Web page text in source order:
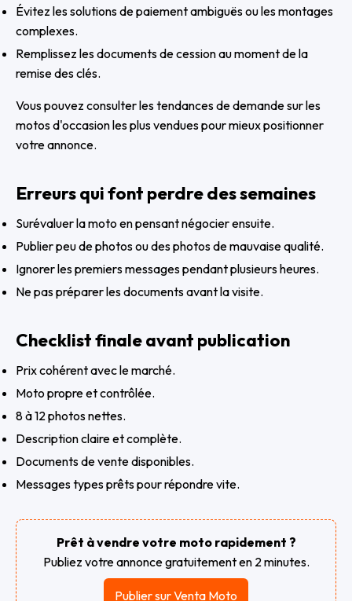
Évitez les solutions de paiement ambiguës ou les montages
complexes.
Remplissez les documents de cession au moment de la
remise des clés.
Vous pouvez consulter les tendances de demande surles
motos d'occasion les plus venduespour mieux positionner
votre annonce.
Erreurs qui font perdre des semaines
Surévaluer la moto en pensant négocier ensuite.
Publier peu de photos ou des photos de mauvaise qualité.
Ignorer les premiers messages pendant plusieurs heures.
Ne pas préparer les documents avant la visite.
Checklist finale avant publication
Prix cohérent avec le marché.
Moto propre et contrôlée.
8 à 12 photos nettes.
Description claire et complète.
Documents de vente disponibles.
Messages types prêts pour répondre vite.
Prêt à vendre votre moto rapidement ?
Publiez votre annonce gratuitement en 2 minutes.
Publier sur Venta Moto